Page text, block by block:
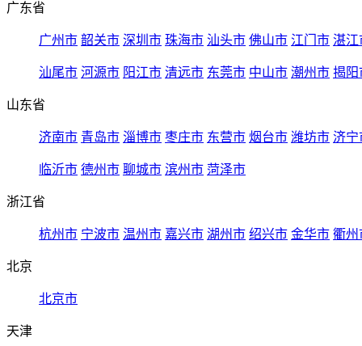
广东省
广州市 韶关市 深圳市 珠海市 汕头市 佛山市 江门市 湛江
汕尾市 河源市 阳江市 清远市 东莞市 中山市 潮州市 揭阳
山东省
济南市 青岛市 淄博市 枣庄市 东营市 烟台市 潍坊市 济宁
临沂市 德州市 聊城市 滨州市 菏泽市
浙江省
杭州市 宁波市 温州市 嘉兴市 湖州市 绍兴市 金华市 衢州
北京
北京市
天津